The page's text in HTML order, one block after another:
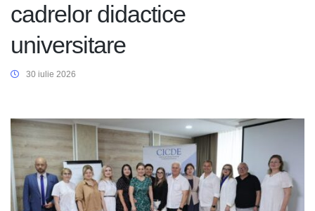
cadrelor didactice
universitare
30 iulie 2026